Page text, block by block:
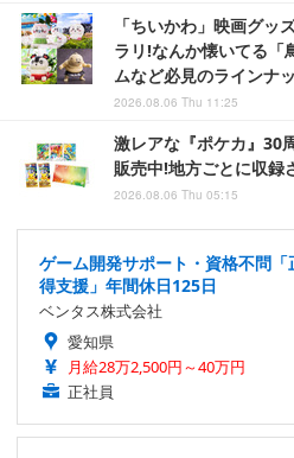
「ちいかわ」映画グッ
ラリ!なんか懐いてる「
ムなど必見のラインナ
2026.08.06 Thu 11:25
激レアな『ポケカ』30
販売中!地方ごとに収録
2026.08.06 Thu 05:15
ゲーム開発サポート・資格不問
得支援」年間休日125日
ベンタス株式会社
愛知県
月給28万2,500円～40万円
正社員